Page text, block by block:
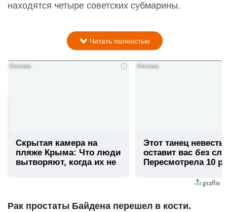
находятся четыре советских субмарины.
Читать полностью
i
Скрытая камера на
пляже Крыма: Что люди
вытворяют, когда их не
Этот танец невесты
оставит вас без
Пересмотрела 10
Рак простаты Байдена перешел в кости.